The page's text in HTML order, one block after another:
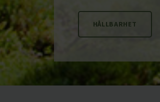
HÅLLBARHET